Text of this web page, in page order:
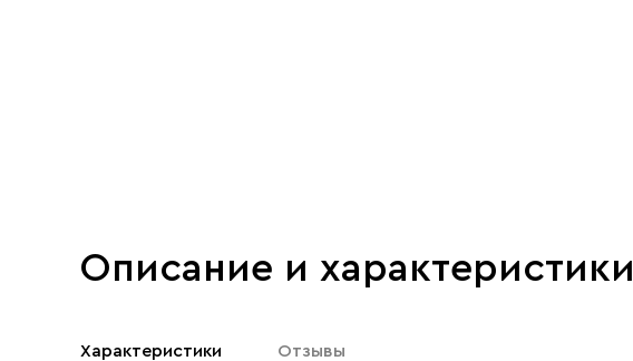
Описание и характеристики
Характеристики Отзывы